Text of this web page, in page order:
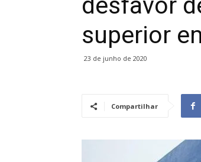
superior
23 de junho de 2020
Compartilhar